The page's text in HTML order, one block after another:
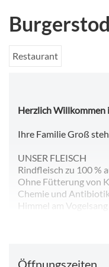
Restaurant
Herzlich Willkommen
Ihre Familie Groß
UNSER FLEISCH
Rindfleisch zu 100 %
Ohne Fütterung von
Chemie und
Himmel am Vogelsang
all das passiert in
Öffnungszeiten